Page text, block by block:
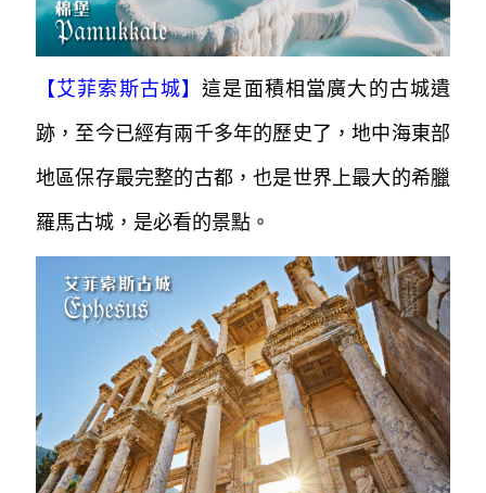
【 艾菲索斯古城】這是面積相當廣大的古城遺
跡，至今已經有兩千多年的歷史了，地中海東部
地區保存最完整的古都，也是世界上最大的希臘
羅馬古城，是必看的景點。